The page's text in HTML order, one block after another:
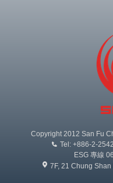
Copyright 2012 San Fu
Tel: +886-2-
ESG 專線
7F, 21 Chung